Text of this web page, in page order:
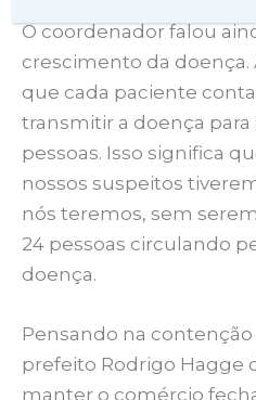
O coordenador falou
crescimento da doença.
que cada paciente
transmitir a doença
pessoas. Isso significa
nossos suspeitos
nós teremos, sem
24 pessoas circulando
doença.
Pensando na
prefeito Rodrigo Hagge
manter o comércio